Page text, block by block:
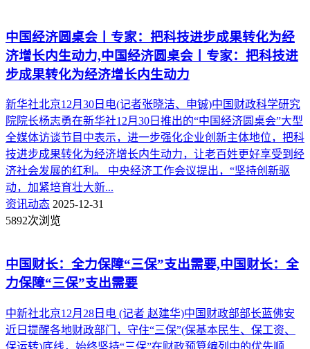
中国经济圆桌会丨专家：把科技进步成果转化为经
济增长内生动力,中国经济圆桌会丨专家：把科技进
步成果转化为经济增长内生动力
新华社北京12月30日电(记者张晓洁、申铖)中国财政科学研究
院院长杨志勇在新华社12月30日推出的“中国经济圆桌会”大型
全媒体访谈节目中表示，进一步强化企业创新主体地位，把科
技进步成果转化为经济增长内生动力，让老百姓更好享受到经
济社会发展的红利。 中央经济工作会议提出，“坚持创新驱
动，加紧培育壮大新...
资讯动态 2025-12-31
5892次浏览
中国财长：全力保障“三保”支出需要,中国财长：全
力保障“三保”支出需要
中新社北京12月28日电 (记者 赵建华)中国财政部部长蓝佛安
近日提醒各地财政部门，守住“三保”(保基本民生、保工资、
保运转)底线，始终坚持“三保”在财政预算编列中的优先顺